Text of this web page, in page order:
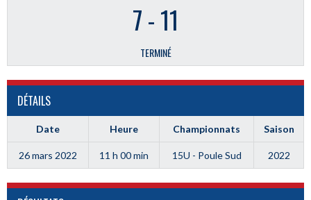
7-11
TERMINÉ
DÉTAILS
Date Heure Championnats Saison
26 mars 2022 11 h 00 min 15U - Poule Sud 2022